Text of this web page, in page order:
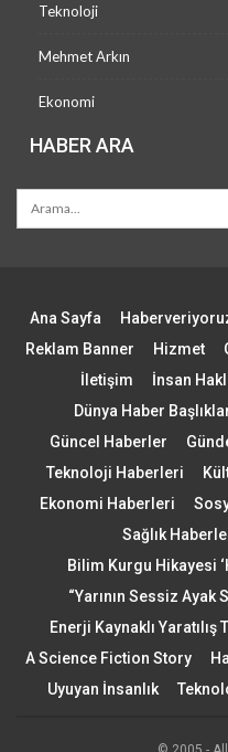
Teknoloji
Mehmet Arkın
Ekonomi
HABER ARA
Ana Sayfa
Reklam Banner
Hizmet
İletişim
İnsan
Dünya Haber
Güncel Haberler
Teknoloji Haberleri
Ekonomi Haberleri
Sağlık
Bilim Kurgu Hikayesi
“Yarının Sessiz Ayak
Enerji Kaynaklı Yaratılış
A Science Fiction Story
Uyuyan İnsanlık